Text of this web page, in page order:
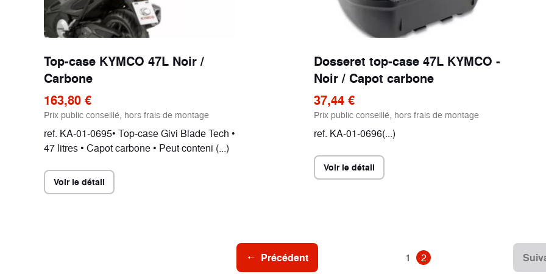
Top-case KYMCO 47L Noir /
Carbone
163,80 €
Prix public conseillé, hors frais de montage
ref. KA-01-0695• Top-case Givi Blade Tech •
47 litres • Capot carbone • Peut conteni (...)
Voir le détail
Dosseret top-case 47L KYMCO -
Noir / Capot carbone
37,44 €
Prix public conseillé, hors frais de montage
ref. KA-01-0696(...)
Voir le détail
Précédent 1 2